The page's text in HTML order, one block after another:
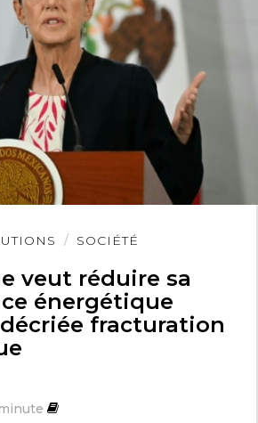
SOCIÉTÉ
veut réduire sa
énergétique
fracturation